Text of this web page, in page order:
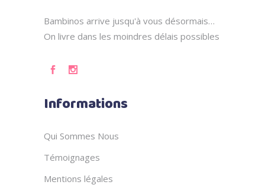
Bambinos arrive jusqu'à vous désormais…
On livre dans les moindres délais possibles
Informations
Qui Sommes Nous
Témoignages
Mentions légales